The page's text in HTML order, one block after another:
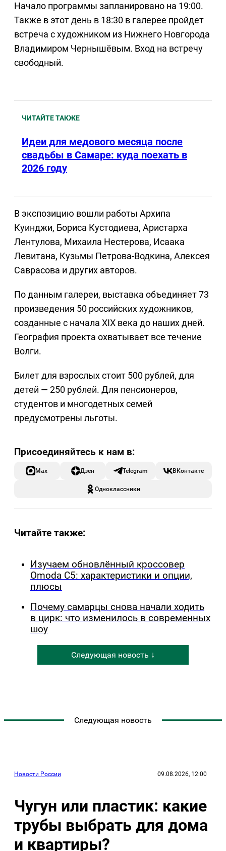
Начало программы запланировано на 19:00.
Также в этот день в 18:30 в галерее пройдет
встреча с художником из Нижнего Новгорода
Владимиром Чернышёвым. Вход на встречу
свободный.
ЧИТАЙТЕ ТАКЖЕ
Идеи для медового месяца после
свадьбы в Самаре: куда поехать в
2026 году
В экспозицию вошли работы Архипа
Куинджи, Бориса Кустодиева, Аристарха
Лентулова, Михаила Нестерова, Исаака
Левитана, Кузьмы Петрова-Водкина, Алексея
Саврасова и других авторов.
По данным галереи, выставка объединяет 73
произведения 50 российских художников,
созданные с начала XIX века до наших дней.
География проекта охватывает все течение
Волги.
Билет для взрослых стоит 500 рублей, для
детей — 250 рублей. Для пенсионеров,
студентов и многодетных семей
предусмотрены льготы.
Max Дзен Telegram ВКонтакте
Одноклассники
Читайте также:
Изучаем обновлённый кроссовер
Omoda C5: характеристики и опции,
плюсы
Почему самарцы снова начали ходить
в цирк: что изменилось в современных
шоу
Следующая новость ↓
Следующая новость
Новости России 09.08.2026, 12:00
Чугун или пластик: какие
трубы выбрать для дома
и квартиры?